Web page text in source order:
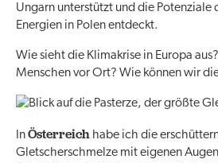
Ungarn unterstützt und die Potenziale
Energien in Polen entdeckt.
Wie sieht die Klimakrise in Europa
Menschen vor Ort? Wie können wir
InÖsterreich habe ich die
Gletscherschmelze mit eigenen